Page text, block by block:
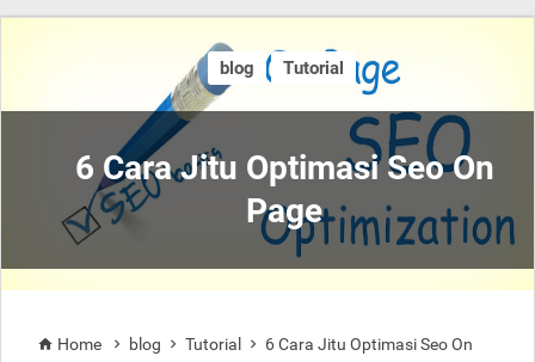
6 Cara Jitu Optimasi Seo On
Page
blog Tutorial
 Home  blog  Tutorial 
6 Cara Jitu Optimasi Seo On